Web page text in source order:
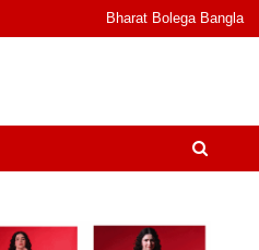
Bharat Bolega Bangla